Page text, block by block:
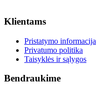
Klientams
Pristatymo informacija
Privatumo politika
Taisyklės ir sąlygos
Bendraukime